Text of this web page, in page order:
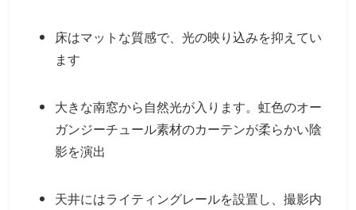
床はマットな質感で、光の映り込みを抑えてい
ます
大きな南窓から自然光が入ります。虹色のオー
ガンジーチュール素材のカーテンが柔らかい陰
影を演出
天井にはライティングレールを設置し、撮影内